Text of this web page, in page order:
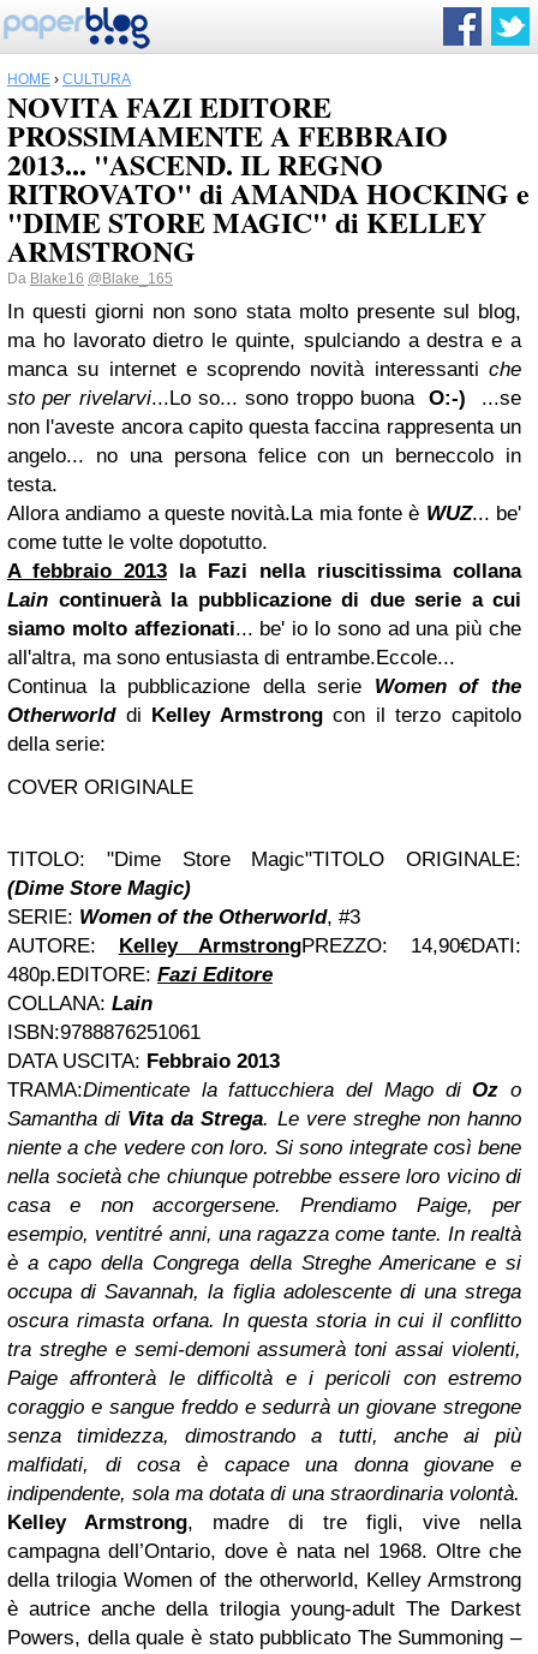
HOME › CULTURA
NOVITA FAZI EDITORE
PROSSIMAMENTE A FEBBRAIO
2013... "ASCEND. IL REGNO
RITROVATO" di AMANDA HOCKING e
"DIME STORE MAGIC" di KELLEY
ARMSTRONG
Da Blake16 @Blake_165
In questi giorni non sono stata molto presente sul blog,
ma ho lavorato dietro le quinte, spulciando a destra e a
manca su internet e scoprendo novità interessanti che
sto per rivelarvi...Lo so... sono troppo buonaO:-) ...se
non l'aveste ancora capito questa faccina rappresenta un
angelo... no una persona felice con un berneccolo in
testa.
Allora andiamo a queste novità.La mia fonte è WUZ... be'
come tutte le volte dopotutto.
A febbraio 2013 la Fazi nella riuscitissima collana
Lain continuerà la pubblicazione di due serie a cui
siamo molto affezionati... be' io lo sono ad una più che
all'altra, ma sono entusiasta di entrambe.Eccole...
Continua la pubblicazione della serie Women of the
Otherworlddi Kelley Armstrongcon il terzo capitolo
della serie:
COVER ORIGINALE
TITOLO: "Dime Store Magic"TITOLO ORIGINALE:
(Dime Store Magic)
SERIE: Women of the Otherworld, #3
AUTORE: Kelley ArmstrongPREZZO: 14,90€DATI:
480p.EDITORE: Fazi Editore
COLLANA: Lain
ISBN:9788876251061
DATA USCITA: Febbraio 2013
TRAMA:Dimenticate la fattucchiera del Mago diOz o
Samantha di Vita da Strega. Le vere streghe non hanno
niente a che vedere con loro. Si sono integrate così bene
nella società che chiunque potrebbe essere loro vicino di
casa e non accorgersene. Prendiamo Paige, per
esempio, ventitré anni, una ragazza come tante. In realtà
è a capo della Congrega della Streghe Americane e si
occupa di Savannah, la figlia adolescente di una strega
oscura rimasta orfana. In questa storia in cui il conflitto
tra streghe e semi-demoni assumerà toni assai violenti,
Paige affronterà le difficoltà e i pericoli con estremo
coraggio e sangue freddo e sedurrà un giovane stregone
senza timidezza, dimostrando a tutti, anche ai più
malfidati, di cosa è capace una donna giovane e
indipendente, sola ma dotata di una straordinaria volontà.
Kelley Armstrong, madre di tre figli, vive nella
campagna dell’Ontario, dove è nata nel 1968. Oltre che
della trilogia Women of the otherworld, Kelley Armstrong
è autrice anche della trilogia young-adult The Darkest
Powers, della quale è stato pubblicato The Summoning –